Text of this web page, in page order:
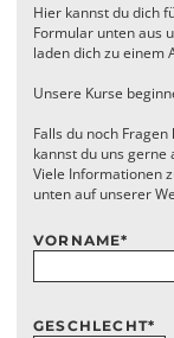
Hier kannst du dich
Formular unten aus
laden dich zu einem
Unsere Kurse
Falls du noch
kannst du uns gerne
Viele Informationen
unten auf unserer
VORNAME*
GESCHLECHT*